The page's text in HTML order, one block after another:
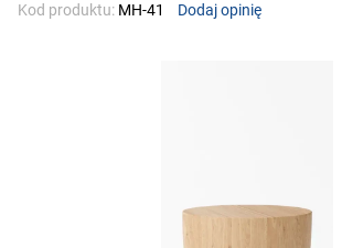
Kod produktu: МН-41 Dodaj opinię